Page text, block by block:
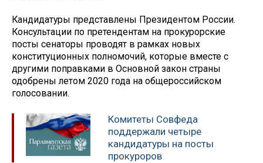
Кандидатуры представлены Президентом России.
Консультации по претендентам на прокурорские
посты сенаторы проводят в рамках новых
конституционных полномочий, которые вместе с
другими поправками в Основной закон страны
одобрены летом 2020 года на общероссийском
голосовании.
Комитеты Совфеда
поддержали четыре
кандидатуры на посты
прокуроров